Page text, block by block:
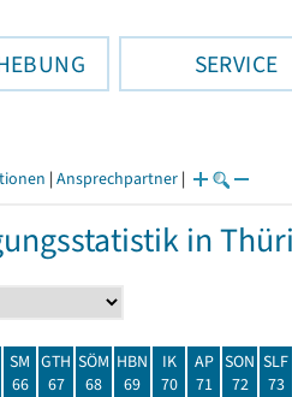
SERVICE
| Ansprechpartner |
in
SM
66
GTH
67
SÖM
68
HBN
69
IK
70
AP
71
SON
72
SLF
73